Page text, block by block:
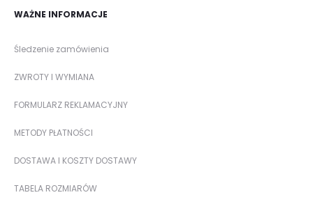
WAŻNE INFORMACJE
Śledzenie zamówienia
ZWROTY I WYMIANA
FORMULARZ REKLAMACYJNY
METODY PŁATNOŚCI
DOSTAWA I KOSZTY DOSTAWY
TABELA ROZMIARÓW